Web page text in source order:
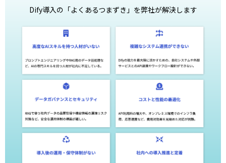
Dify導入の「よくあるつまずき」を弊社が解決します